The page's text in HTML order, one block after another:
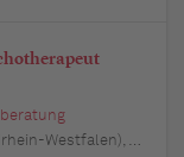
Deutschland (Nordrhein-Westfalen)